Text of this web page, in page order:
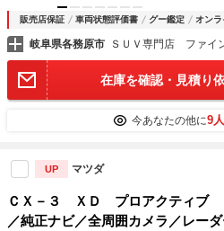
販売店保証 車両状態評価書 グー鑑定 オン
岐阜県各務原市 ＳＵＶ専門店 ファイ
在庫を確認・見積り
今あなたの他に9人
UP マツダ
ＣＸ－３ ＸＤ プロアクティブ
／純正ナビ／全周囲カメラ／レー